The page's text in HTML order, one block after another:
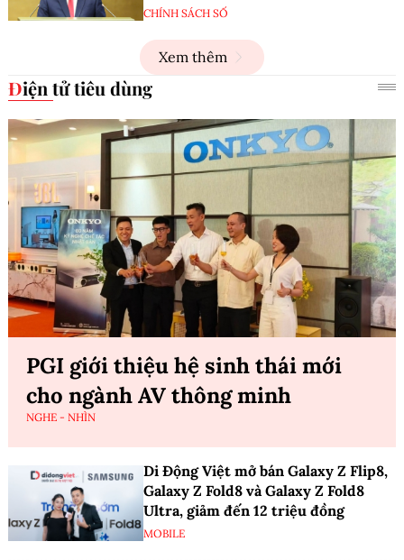
CHÍNH SÁCH SỐ
Xem thêm
Điện tử tiêu dùng
PGI giới thiệu hệ sinh thái mới
cho ngành AV thông minh
NGHE - NHÌN
Di Động Việt mở bán Galaxy Z Flip8,
Galaxy Z Fold8 và Galaxy Z Fold8
Ultra, giảm đến 12 triệu đồng
MOBILE